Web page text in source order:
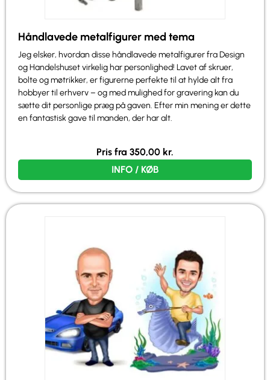
Håndlavede metalfigurer med tema
Jeg elsker, hvordan disse håndlavede metalfigurer fra Design
og Handelshuset virkelig har personlighed! Lavet af skruer,
bolte og møtrikker, er figurerne perfekte til at hylde alt fra
hobbyer til erhverv – og med mulighed for gravering kan du
sætte dit personlige præg på gaven. Efter min mening er dette
en fantastisk gave til manden, der har alt.
Pris fra 350,00 kr.
INFO / KØB